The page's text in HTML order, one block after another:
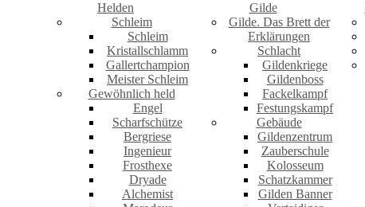
Helden
Schleim
Schleim
Kristallschlamm
Gallertchampion
Meister Schleim
Gewöhnlich held
Engel
Scharfschütze
Bergriese
Ingenieur
Frosthexe
Dryade
Alchemist
Gilde
Gilde. Das Brett der
Erklärungen
Schlacht
Gildenkriege
Gildenboss
Fackelkampf
Festungskampf
Gebäude
Gildenzentrum
Zauberschule
Kolosseum
Schatzkammer
Gilden Banner